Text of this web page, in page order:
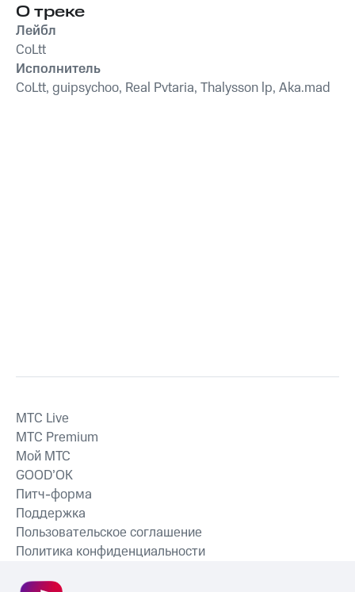
О треке
Лейбл
CoLtt
Исполнитель
CoLtt, guipsychoo, Real Pvtaria, Thalysson lp, Aka.mad
MTС Live
MTС Premium
Мой МТС
GOOD’OK
Питч-форма
Поддержка
Пользовательское соглашение
Политика конфиденциальности